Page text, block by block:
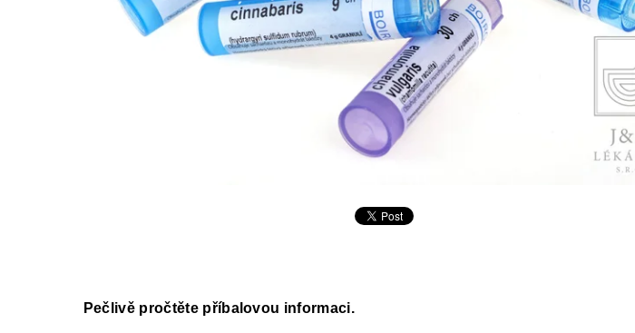
Pečlivě pročtěte příbalovou informaci.